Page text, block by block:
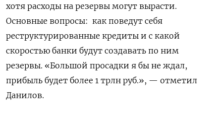
хотя расходы на резервы могут вырасти.
Основные вопросы: как поведут себя
реструктурированные кредиты и с какой
скоростью банки будут создавать по ним
резервы. «Большой просадки я бы не ждал,
прибыль будет более 1 трлн руб.», — отметил
Данилов.